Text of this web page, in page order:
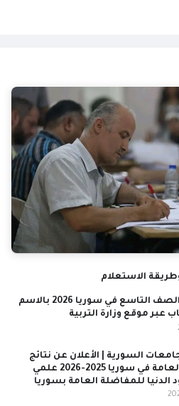
رابط نتائج الصف التاسع في سوريا 2026 بالاسم
عبر موقع وزارة التربية
السورية | الأعلان عن نتائج
المفاضلة العامة في سوريا 2025-2026 علمي
الدنيا للمفاضلة العامة بسوريا